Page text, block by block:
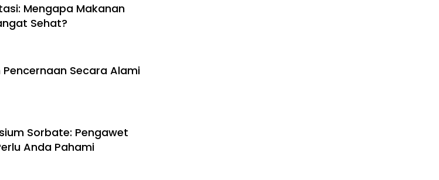
Mengapa Makanan
Sehat?
Secara Alami
Sorbate: Pengawet
Anda Pahami